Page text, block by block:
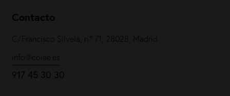
Contacto
C/Francisco Silvela, n.º 71, 28028, Madrid
info@coiae.es
917 45 30 30